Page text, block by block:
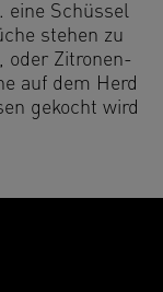
eine Schüssel
stehen zu
oder Zitronen-
auf dem Herd
gekocht wird